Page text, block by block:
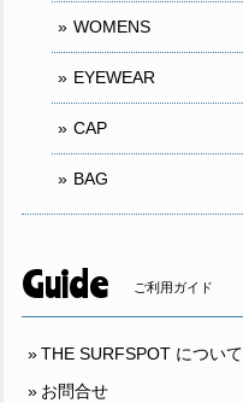
WOMENS
EYEWEAR
CAP
BAG
Guide ご利用ガイド
THE SURFSPOT について
お問合せ